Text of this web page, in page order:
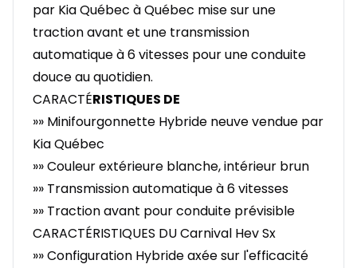
par Kia Québec à Québec mise sur une
traction avant et une transmission
automatique à 6 vitesses pour une conduite
douce au quotidien.
CARACTÉRISTIQUES DE
»» Minifourgonnette Hybride neuve vendue par
Kia Québec
»» Couleur extérieure blanche, intérieur brun
»» Transmission automatique à 6 vitesses
»» Traction avant pour conduite prévisible
CARACTÉRISTIQUES DU Carnival Hev Sx
»» Configuration Hybride axée sur l'efficacité